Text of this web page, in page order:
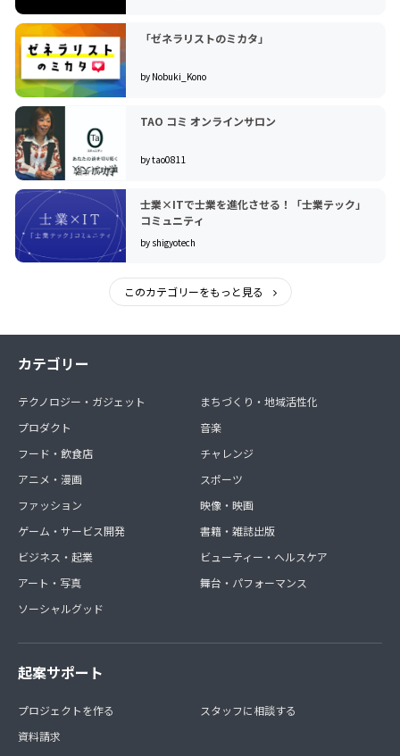
「ゼネラリストのミカタ」
by Nobuki_Kono
TAO コミ オンラインサロン
by tao0811
士業×ITで士業を進化させる！「士業テック」
コミュニティ
by shigyotech
このカテゴリーをもっと見る
カテゴリー
テクノロジー・ガジェット
プロダクト
フード・飲食店
アニメ・漫画
ファッション
ゲーム・サービス開発
ビジネス・起業
アート・写真
ソーシャルグッド
まちづくり・地域活性化
音楽
チャレンジ
スポーツ
映像・映画
書籍・雑誌出版
ビューティー・ヘルスケア
舞台・パフォーマンス
起案サポート
プロジェクトを作る
資料請求
スタッフに相談する